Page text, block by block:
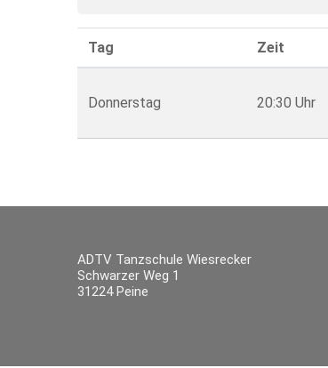
Tag Zeit
Donnerstag 20:30 Uhr
ADTV Tanzschule Wiesrecker
Schwarzer Weg 1
31224 Peine